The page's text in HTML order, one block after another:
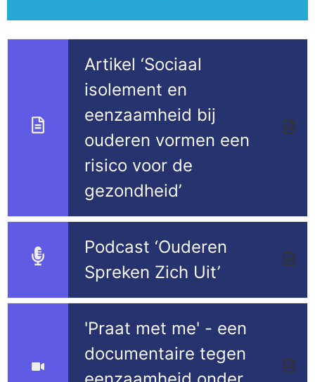
Artikel ‘Sociaal
isolement en
eenzaamheid bij
ouderen vormen een
risico voor de
gezondheid’
Podcast ‘Ouderen
Spreken Zich Uit’
'Praat met me' - een
documentaire tegen